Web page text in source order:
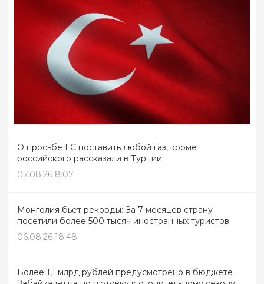
О просьбе ЕС поставить любой газ, кроме
российского рассказали в Турции
07.08.26 8:07
Монголия бьет рекорды: За 7 месяцев страну
посетили более 500 тысяч иностранных туристов
06.08.26 18:48
Более 1,1 млрд рублей предусмотрено в бюджете